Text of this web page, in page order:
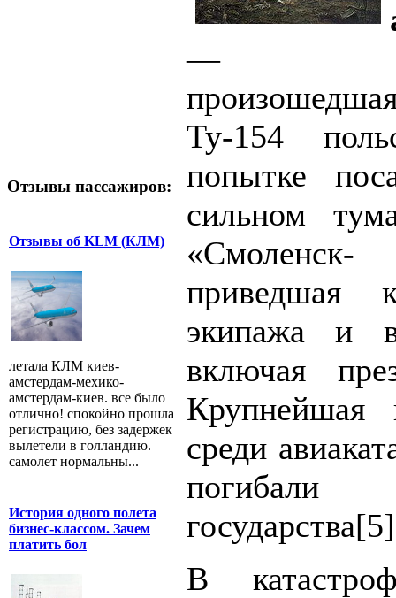
Отзывы пассажиров:
Отзывы об KLM (КЛМ)
летала КЛМ киев-
амстердам-мехико-
амстердам-киев. все было
отлично! спокойно прошла
регистрацию, без задержек
вылетели в голландию.
самолет нормальны...
История одного полета
бизнес-классом. Зачем
платить бол
—
Ту-154
попытке
сильном
приведшая
экипажа и
включая
среди
погибали
В